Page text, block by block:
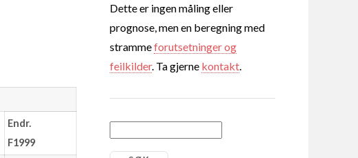
Endr.
F1999
Dette er ingen måling eller
prognose, men en beregning med
strammeforutsetninger og
feilkilder. Ta gjerne kontakt